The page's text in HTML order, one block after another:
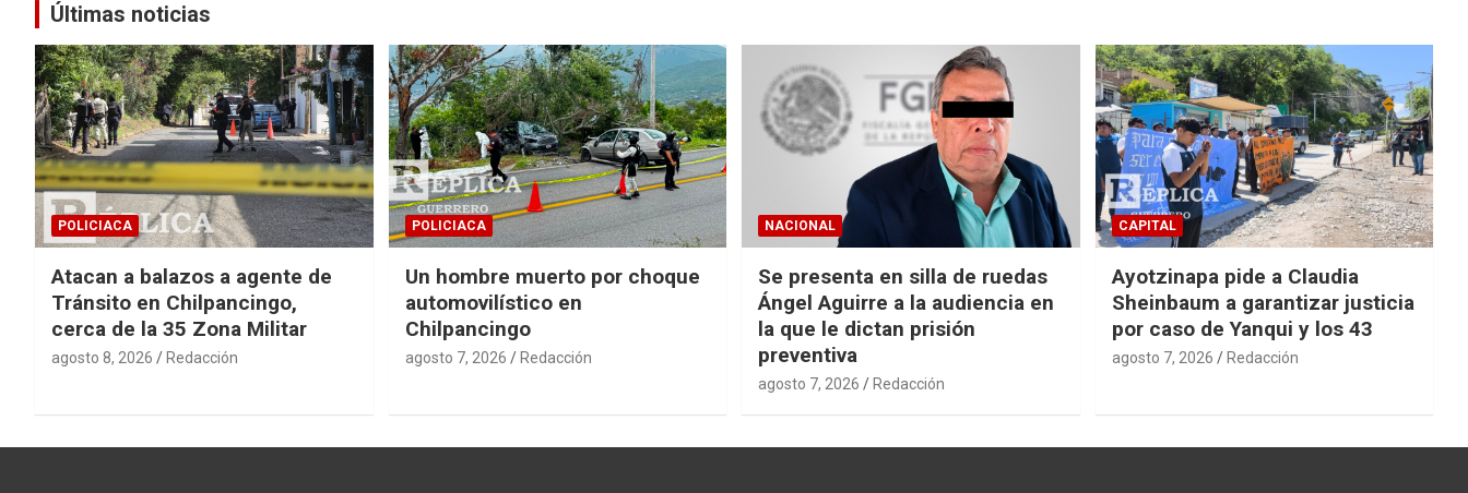
Últimas noticias
POLICIACA
Atacan a balazos a agente de
Tránsito en Chilpancingo,
cerca de la 35 Zona Militar
agosto 8, 2026 Redacción
POLICIACA
Un hombre muerto por choque
automovilístico en
Chilpancingo
agosto 7, 2026 Redacción
NACIONAL
Se presenta en silla de ruedas
Ángel Aguirre a la audiencia en
la que le dictan prisión
preventiva
agosto 7, 2026 Redacción
CAPITAL
Ayotzinapa pide a Claudia
Sheinbaum a garantizar justicia
por caso de Yanqui y los 43
agosto 7, 2026 Redacción